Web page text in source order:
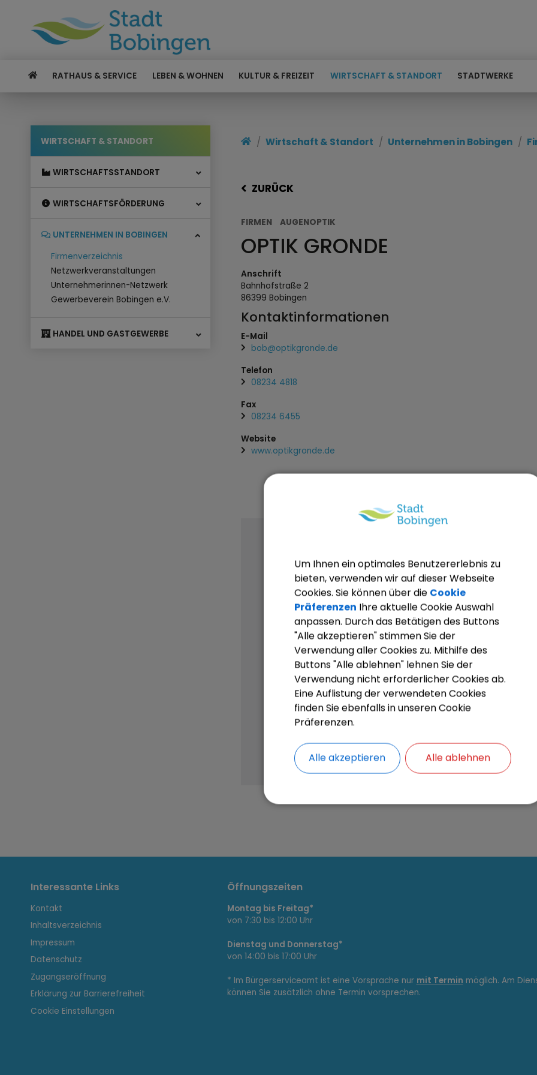
RATHAUS & SERVICE LEBEN & WOHNEN KULTUR & FREIZEIT WIRTSCHAFT & STANDORT STADTWERKE
WIRTSCHAFT & STANDORT
WIRTSCHAFTSSTANDORT
WIRTSCHAFTSFÖRDERUNG
UNTERNEHMEN IN BOBINGEN
Firmenverzeichnis
Netzwerkveranstaltungen
Unternehmerinnen-Netzwerk
Gewerbeverein Bobingen e.V.
HANDEL UND GASTGEWERBE
Wirtschaft & Standort Unternehmen in Bobingen
ZURÜCK
FIRMEN AUGENOPTIK
OPTIK GRONDE
Anschrift
Bahnhofstraße2
86399Bobingen
Kontaktinformationen
E-Mail
bob@optikgronde.de
Telefon
08234 4818
Fax
08234 6455
Website
www.optikgronde.de
OpenStreetMap wird
Bitte aktivieren Sie "OpenStreetMap" in
Cookies
I
n
t
e
Interessante Links
Kontakt
Inhaltsverzeichnis
Impressum
Datenschutz
Zugangseröffnung
Erklärung zur Barrierefreiheit
Cookie Einstellungen
Öffnungszeiten
Montag bis Freitag*
von 7:30 bis 12:00 Uhr
Dienstag und Donnerstag*
von 14:00 bis 17:00 Uhr
* Im Bürgerserviceamt ist eine Vorsprache nur mit Termin möglich. Am
können Sie zusätzlich ohne Termin vorsprechen.
Um Ihnen ein optimales Benutzererlebnis zu
bieten, verwenden wir auf dieser Webseite
Cookies. Sie können über die Cookie
Präferenzen Ihre aktuelle Cookie Auswahl
anpassen. Durch das Betätigen des Buttons
"Alle akzeptieren" stimmen Sie der
Verwendung aller Cookies zu. Mithilfe des
Buttons "Alle ablehnen" lehnen Sie der
Verwendung nicht erforderlicher Cookies ab.
Eine Auflistung der verwendeten Cookies
finden Sie ebenfalls in unseren Cookie
Präferenzen.
Alle akzeptieren Alle ablehnen